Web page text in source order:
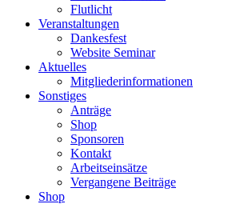
Flutlicht
Veranstaltungen
Dankesfest
Website Seminar
Aktuelles
Mitgliederinformationen
Sonstiges
Anträge
Shop
Sponsoren
Kontakt
Arbeitseinsätze
Vergangene Beiträge
Shop